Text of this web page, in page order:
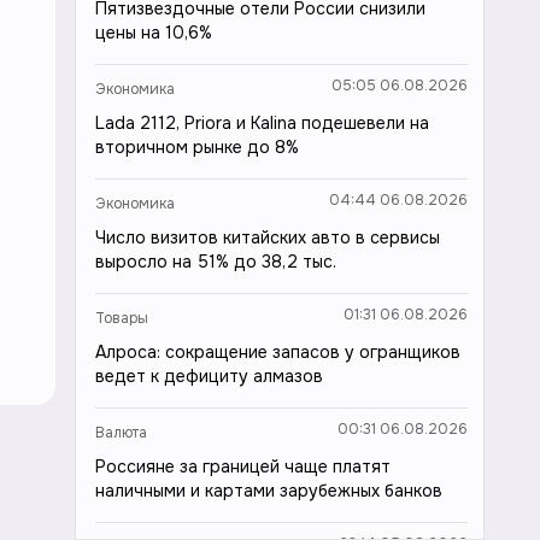
Пятизвездочные отели России снизили
цены на 10,6%
Экономика 05:05 06.08.2026
Lada 2112, Priora и Kalina подешевели на
вторичном рынке до 8%
Экономика 04:44 06.08.2026
Число визитов китайских авто в сервисы
выросло на 51% до 38,2 тыс.
Товары 01:31 06.08.2026
Алроса: сокращение запасов у огранщиков
ведет к дефициту алмазов
Валюта 00:31 06.08.2026
Россияне за границей чаще платят
наличными и картами зарубежных банков